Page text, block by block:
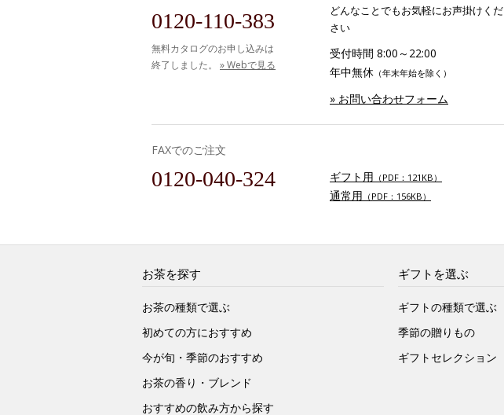
0120-110-383
無料カタログのお申し込みは
終了しました。 » Webで見る
どんなことでもお気軽にお声掛けくだ
さい
受付時間 8:00～22:00
年中無休 （年末年始を除く）
» お問い合わせフォーム
FAXでのご注文
0120-040-324 ギフト用 （PDF：121KB）
通常用 （PDF：156KB）
お茶を探す
お茶の種類で選ぶ
初めての方におすすめ
今が旬・季節のおすすめ
お茶の香り・ブレンド
おすすめの飲み方から探す
ギフトを選ぶ
ギフトの種類で選ぶ
季節の贈りもの
ギフトセレクション